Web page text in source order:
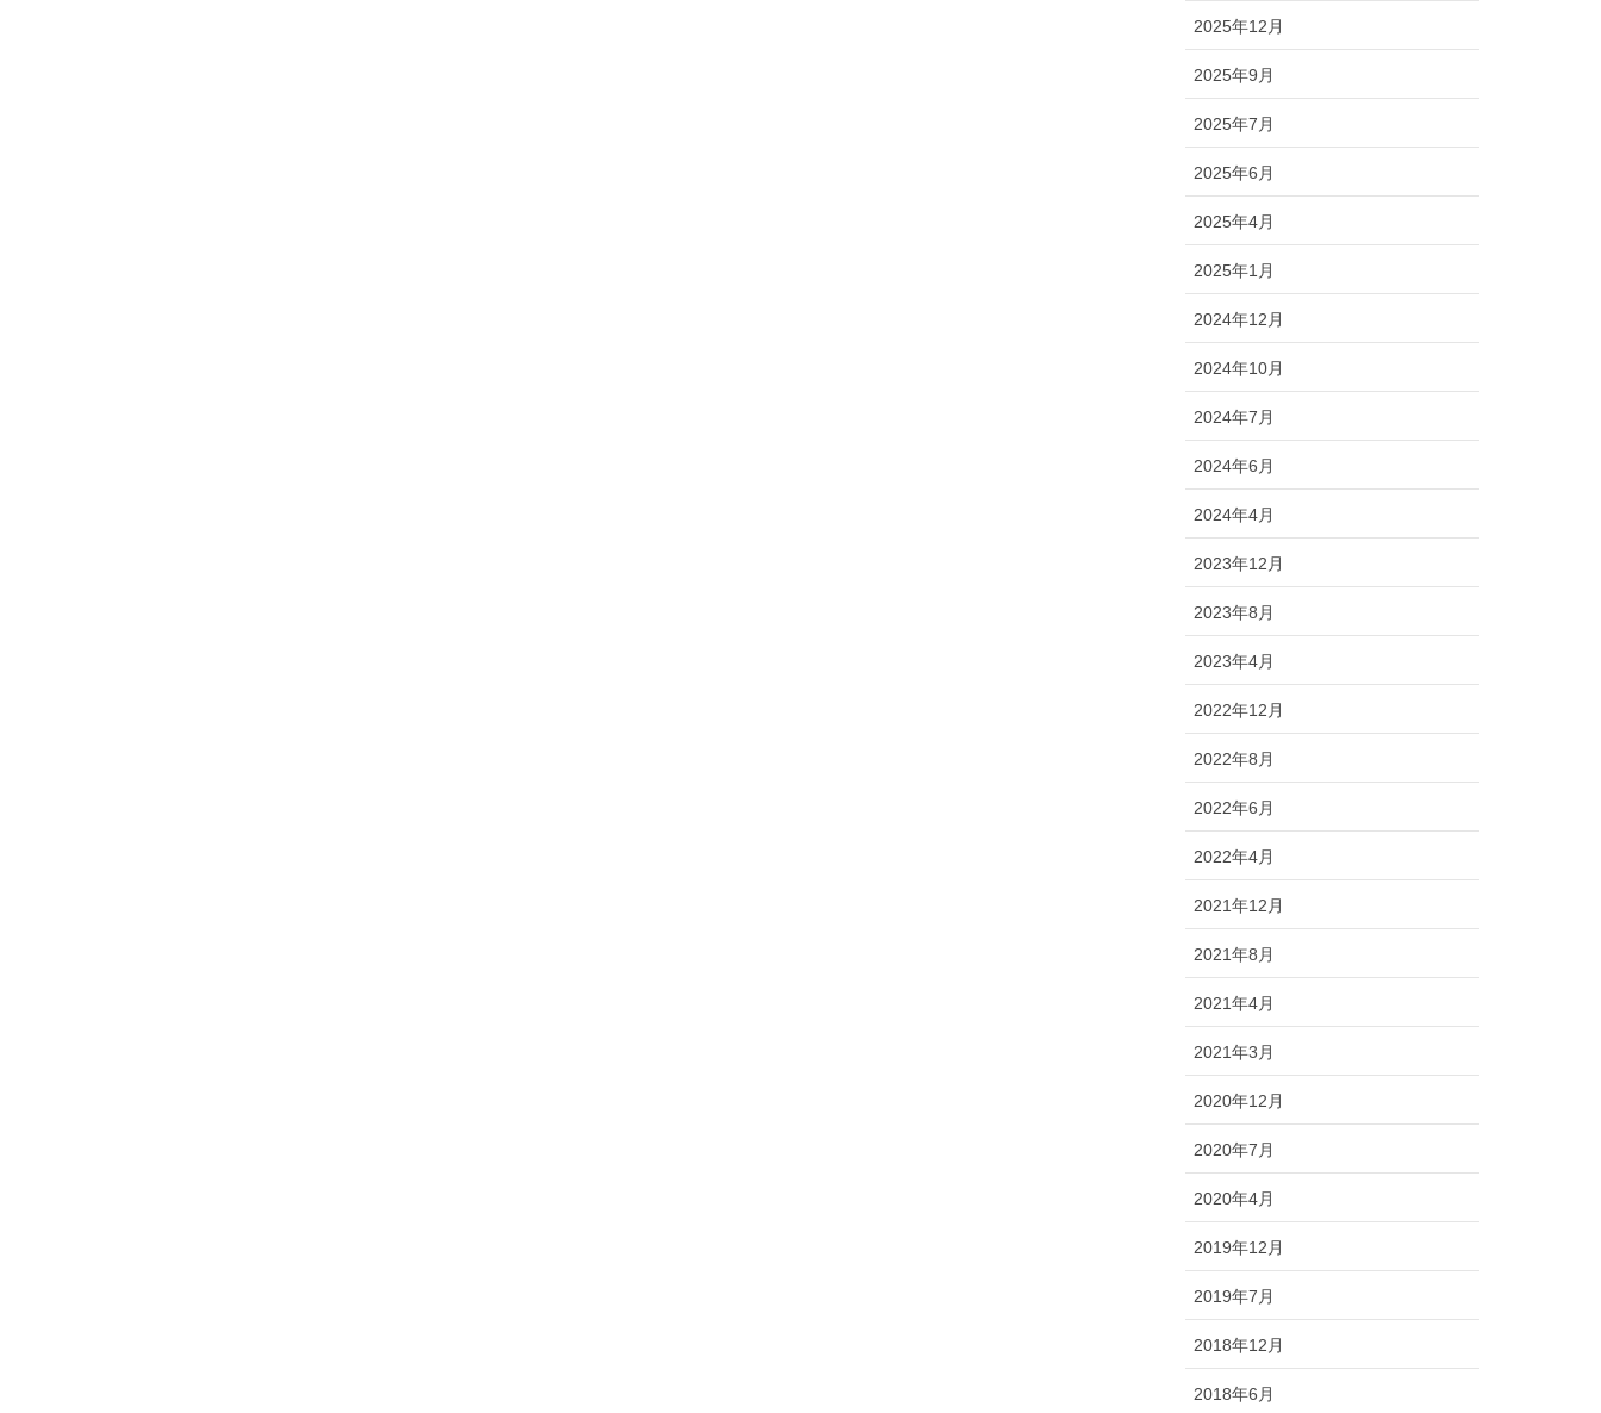
2025年12月
2025年9月
2025年7月
2025年6月
2025年4月
2025年1月
2024年12月
2024年10月
2024年7月
2024年6月
2024年4月
2023年12月
2023年8月
2023年4月
2022年12月
2022年8月
2022年6月
2022年4月
2021年12月
2021年8月
2021年4月
2021年3月
2020年12月
2020年7月
2020年4月
2019年12月
2019年7月
2018年12月
2018年6月